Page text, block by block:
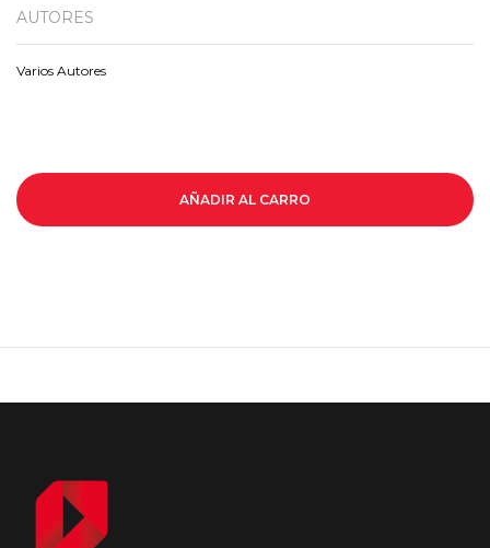
AUTORES
Varios Autores
AÑADIR AL CARRO